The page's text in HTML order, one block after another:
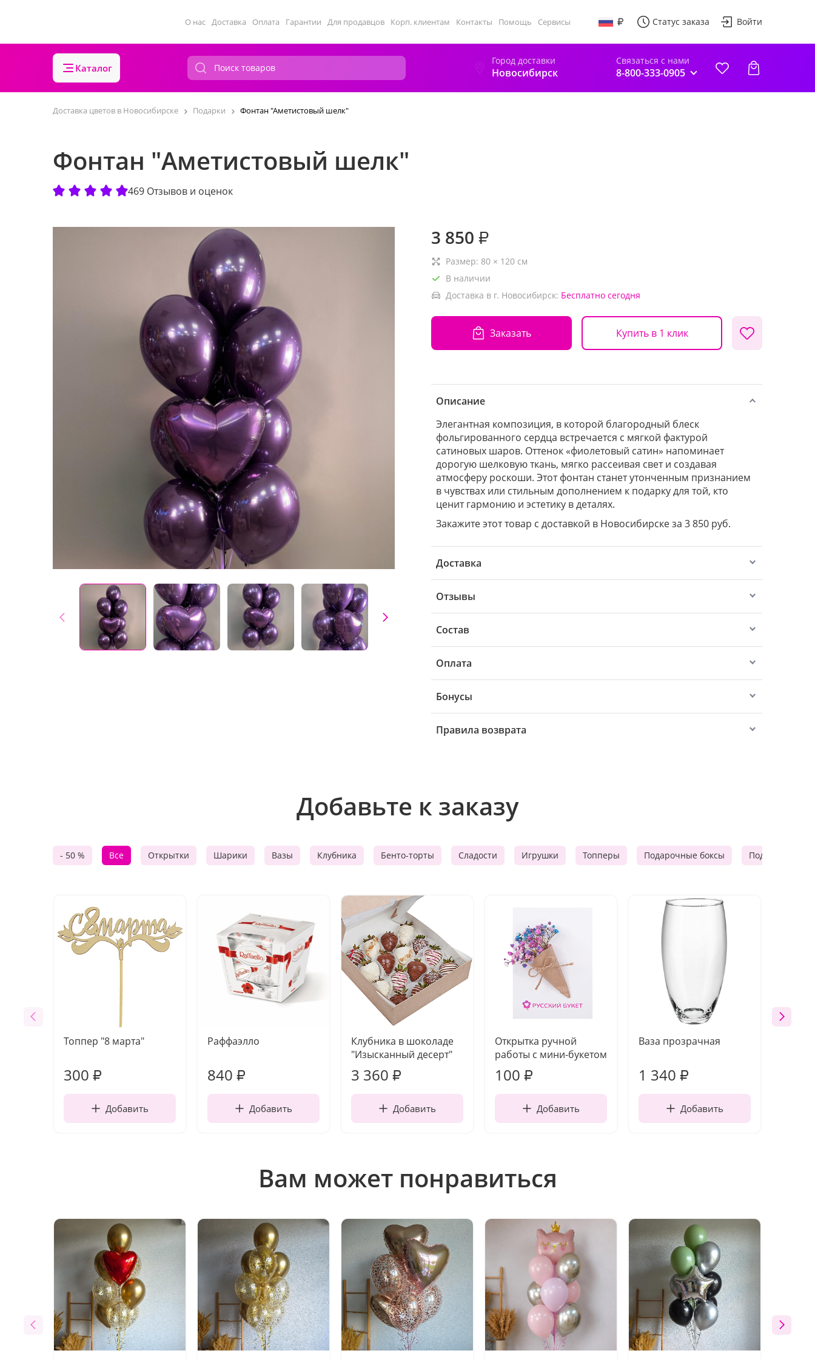
О нас Доставка Оплата Гарантии Для продавцов Корп. клиентам Контакты Помощь Сервисы Статус заказа Войти
Каталог
Город доставки
Новосибирск
Связаться с нами
8-800-333-0905
Доставка цветов в Новосибирске Подарки Фонтан "Аметистовый шелк"
Фонтан "Аметистовый шелк"
469 Отзывов и оценок
3 850 ₽
Размер: 80 × 120 см
В наличии
Доставка в г. Новосибирск: Бесплатно сегодня
Заказать Купить в 1 клик
Описание
Элегантная композиция, в которой благородный блеск
фольгированного сердца встречается с мягкой фактурой
сатиновых шаров. Оттенок «фиолетовый сатин» напоминает
дорогую шелковую ткань, мягко рассеивая свет и создавая
атмосферу роскоши. Этот фонтан станет утонченным признанием
в чувствах или стильным дополнением к подарку для той, кто
ценит гармонию и эстетику в деталях.
Закажите этот товар с доставкой в Новосибирске за 3 850 руб.
Доставка
Отзывы
Состав
Оплата
Бонусы
Правила возврата
Добавьте к заказу
- 50 % Все Открытки Шарики Вазы Клубника Бенто-торты Сладости Игрушки Топперы Подарочные боксы Подарочные
Топпер "8 марта"
300 ₽
Добавить
Раффаэлло
840 ₽
Добавить
Клубника в шоколаде
"Изысканный десерт"
3 360 ₽
Добавить
Открытка ручной
работы с мини-букетом
100 ₽
Добавить
Ваза прозрачная
1 340 ₽
Добавить
Вам может понравиться